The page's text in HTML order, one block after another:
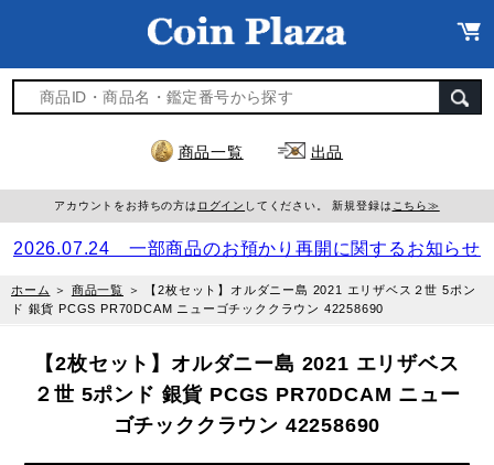
商品一覧 出品
アカウントをお持ちの方は ログイン してください。 新規登録は こちら≫
2026.07.24 一部商品のお預かり再開に関するお知らせ
ホーム ＞ 商品一覧 ＞
【2枚セット】オルダニー島 2021 エリザベス２世 5ポン
ド 銀貨 PCGS PR70DCAM ニューゴチッククラウン 42258690
【2枚セット】オルダニー島 2021 エリザベス
２世 5ポンド 銀貨 PCGS PR70DCAM ニュー
ゴチッククラウン 42258690